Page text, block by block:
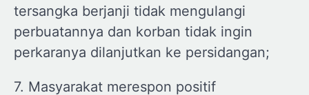
tersangka berjanji tidak mengulangi
perbuatannya dan korban tidak ingin
perkaranya dilanjutkan ke persidangan;
7. Masyarakat merespon positif